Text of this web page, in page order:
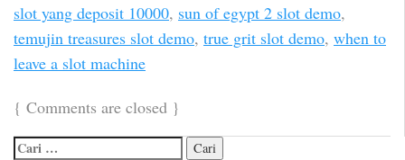
slot yang deposit 10000, sun of egypt 2 slot demo,
temujin treasures slot demo, true grit slot demo, when to
leave a slot machine
{ Comments are closed }